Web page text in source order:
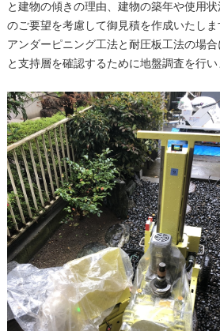
と建物の傾きの理由、建物の築年や使用
のご要望を考慮して御見積を作成いたしま
アンダーピニング工法と耐圧板工法の場
と支持層を確認するために地盤調査を行い